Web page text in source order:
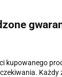
kupowanego